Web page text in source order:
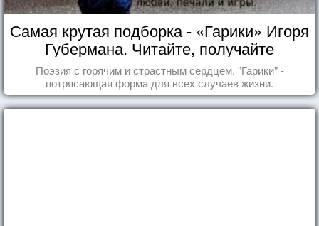
Самая крутая подборка - «Гарики» Игоря
Губермана. Читайте, получайте
удовольствие!
Поэзия с горячим и страстным сердцем. "Гарики" -
потрясающая форма для всех случаев жизни.